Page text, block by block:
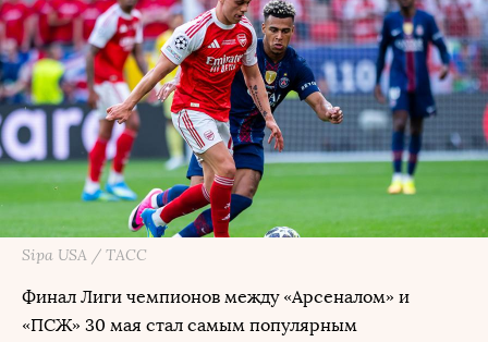
Sipa USA / ТАСС
Финал Лиги чемпионов между «Арсеналом» и
«ПСЖ» 30 мая стал самым популярным